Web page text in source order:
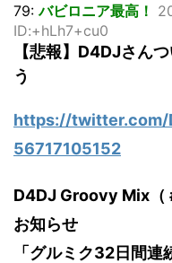
79:バビロニア最高！
ID:+hLh7+cu0
【悲報】D4DJさん
う
https://twitter.com/
56717105152
D4DJ Groovy Mix（
お知らせ
「グルミク32日間連